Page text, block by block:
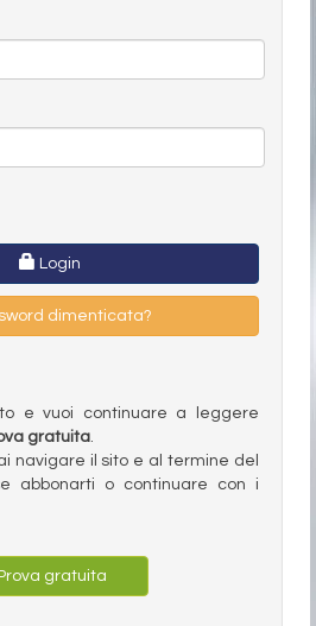
Login
dimenticata?
e vuoi continuare a leggere
gratuita.
navigare il sito e al termine del
abbonarti o continuare con i
Prova gratuita